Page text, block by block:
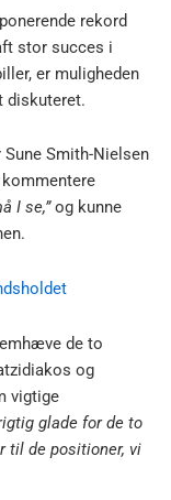
rekord
stor succes i
er muligheden
diskuteret.
Smith-Nielsen
I se,”og kunne
de to
og
vigtige
glade for de to
til de positioner, vi